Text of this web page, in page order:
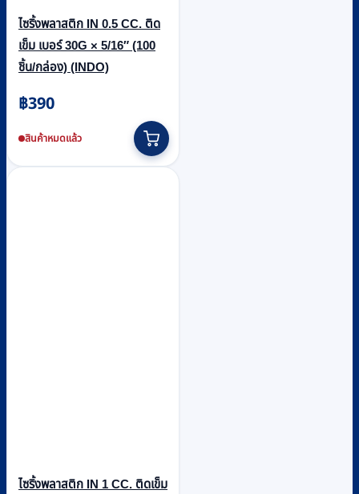
ไซริ้งพลาสติก IN 0.5 CC. ติด
เข็ม เบอร์ 30G × 5/16″ (100
ชิ้น/กล่อง) (INDO)
฿390
สินค้าหมดแล้ว
ไซริ้งพลาสติก IN 1 CC. ติดเข็ม